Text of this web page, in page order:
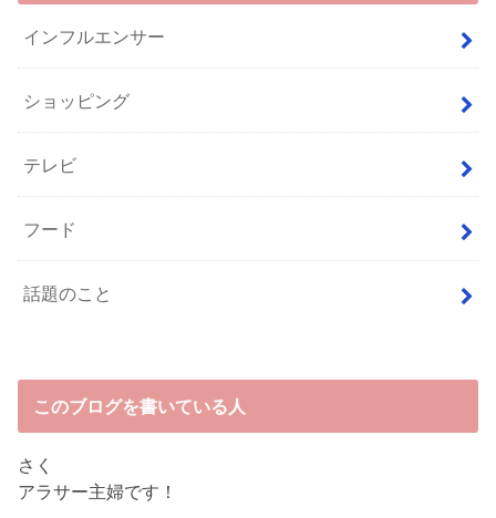
インフルエンサー
ショッピング
テレビ
フード
話題のこと
このブログを書いている人
さく
アラサー主婦です！